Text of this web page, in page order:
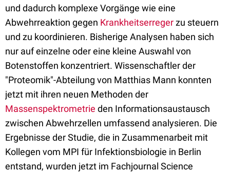
und dadurch komplexe Vorgänge wie eine
Abwehrreaktion gegen Krankheitserregerzu steuern
und zu koordinieren. Bisherige Analysen haben sich
nur auf einzelne oder eine kleine Auswahl von
Botenstoffen konzentriert. Wissenschaftler der
"Proteomik"-Abteilung von Matthias Mann konnten
jetzt mit ihren neuen Methoden der
Massenspektrometrie den Informationsaustausch
zwischen Abwehrzellen umfassend analysieren. Die
Ergebnisse der Studie, die in Zusammenarbeit mit
Kollegen vom MPI für Infektionsbiologie in Berlin
entstand, wurden jetzt im Fachjournal Science